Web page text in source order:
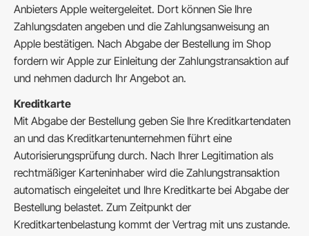
Anbieters Apple weitergeleitet. Dort können Sie Ihre
Zahlungsdaten angeben und die Zahlungsanweisung an
Apple bestätigen. Nach Abgabe der Bestellung im Shop
fordern wir Apple zur Einleitung der Zahlungstransaktion auf
und nehmen dadurch Ihr Angebot an.
Kreditkarte
Mit Abgabe der Bestellung geben Sie Ihre Kreditkartendaten
an und das Kreditkartenunternehmen führt eine
Autorisierungsprüfung durch. Nach Ihrer Legitimation als
rechtmäßiger Karteninhaber wird die Zahlungstransaktion
automatisch eingeleitet und Ihre Kreditkarte bei Abgabe der
Bestellung belastet. Zum Zeitpunkt der
Kreditkartenbelastung kommt der Vertrag mit uns zustande.